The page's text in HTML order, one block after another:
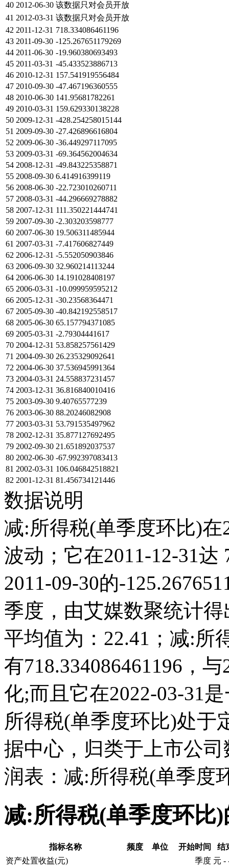
40 2012-06-30 该数据只对会员开放
41 2012-03-31 该数据只对会员开放
42 2011-12-31 718.334086461196
43 2011-09-30 -125.267651179269
44 2011-06-30 -19.960380693493
45 2011-03-31 -45.433523886713
46 2010-12-31 157.541919556484
47 2010-09-30 -47.467196360555
48 2010-06-30 141.95681782261
49 2010-03-31 159.629330138228
50 2009-12-31 -428.254258015144
51 2009-09-30 -27.426896616804
52 2009-06-30 -36.449297117095
53 2009-03-31 -69.364562004634
54 2008-12-31 -49.843225358871
55 2008-09-30 6.414916399119
56 2008-06-30 -22.723010260711
57 2008-03-31 -44.296669278882
58 2007-12-31 111.350221444741
59 2007-09-30 -2.303203598777
60 2007-06-30 19.506311485944
61 2007-03-31 -7.417606827449
62 2006-12-31 -5.552050903846
63 2006-09-30 32.960214113244
64 2006-06-30 14.191028408197
65 2006-03-31 -10.099959595212
66 2005-12-31 -30.23568364471
67 2005-09-30 -40.842192558517
68 2005-06-30 65.157794371085
69 2005-03-31 -2.79304441617
70 2004-12-31 53.858257561429
71 2004-09-30 26.235329092641
72 2004-06-30 37.536945991364
73 2004-03-31 24.558837231457
74 2003-12-31 36.816840010416
75 2003-09-30 9.40765577239
76 2003-06-30 88.20246082908
77 2003-03-31 53.791535497962
78 2002-12-31 35.877127692495
79 2002-09-30 21.651892037537
80 2002-06-30 -67.992397083413
81 2002-03-31 106.046842518821
82 2001-12-31 81.456734121446
数据说明
减:所得税(单季度环比)在
波动；它在2011-12-31达
2011-09-30的-
季度，由艾媒数聚统计得
平均值为：22.41；减:所
有718.334086461196，
化;而且它在2022-03-31
所得税(单季度环比)处于
据中心，归类于上市公
润表：减:所得税(单季度
减:所得税(单季度环比
指标名称 频度 单位 开始时间
结
资产处置收益(元)
季度 元 -